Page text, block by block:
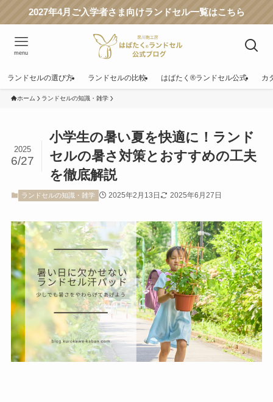
2027年4月ご入学者さま向けランドセル一覧はこちら
menu
ランドセルの選び方 ランドセルの比較 はばたく®ランドセル公式 カ
ホーム ランドセルの知識・雑学
小学生の暑い夏を快適に！ランド
セルの暑さ対策とおすすめの工夫
を徹底解説
2025
6/27
ランドセルの知識・雑学 2025年2月13日 2025年6月27日